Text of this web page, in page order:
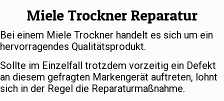
Miele Trockner Reparatur
Bei einem Miele Trockner handelt es sich um ein
hervorragendes Qualitätsprodukt.
Sollte im Einzelfall trotzdem vorzeitig ein Defekt
an diesem gefragten Markengerät auftreten, lohnt
sich in der Regel die Reparaturmaßnahme.